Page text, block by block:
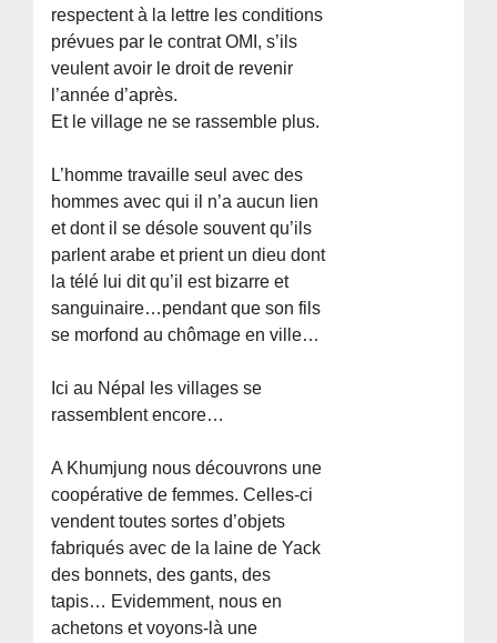
respectent à la lettre les conditions
prévues par le contrat OMI, s’ils
veulent avoir le droit de revenir
l’année d’après.
Et le village ne se rassemble plus.
L’homme travaille seul avec des
hommes avec qui il n’a aucun lien
et dont il se désole souvent qu’ils
parlent arabe et prient un dieu dont
la télé lui dit qu’il est bizarre et
sanguinaire…pendant que son fils
se morfond au chômage en ville…
Ici au Népal les villages se
rassemblent encore…
A Khumjung nous découvrons une
coopérative de femmes. Celles-ci
vendent toutes sortes d’objets
fabriqués avec de la laine de Yack
des bonnets, des gants, des
tapis… Evidemment, nous en
achetons et voyons-là une